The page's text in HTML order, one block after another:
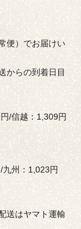
便）でお届けい
からの到着日目
/信越：1,309円
九州：1,023円
送はヤマト運輸